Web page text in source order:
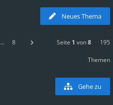
Neues Thema
… 8 Seite 1 von8 195
Themen
Gehe zu